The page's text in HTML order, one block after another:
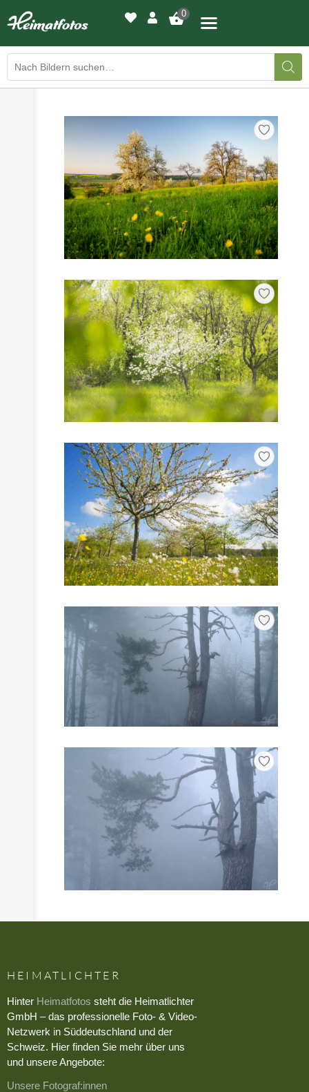
0
BILDERGALERIE
DRUCKQUALITÄTEN
LED-LEUCHTBILDER
WIR DRUCKEN IHR BILD
AUSSTELLUNGEN
KONTAKT
HEIMATLICHTER
Hinter Heimatfotos steht die Heimatlichter
GmbH – das professionelle Foto- & Video-
Netzwerk in Süddeutschland und der
Schweiz. Hier finden Sie mehr über uns
und unsere Angebote:
Unsere Fotograf:innen